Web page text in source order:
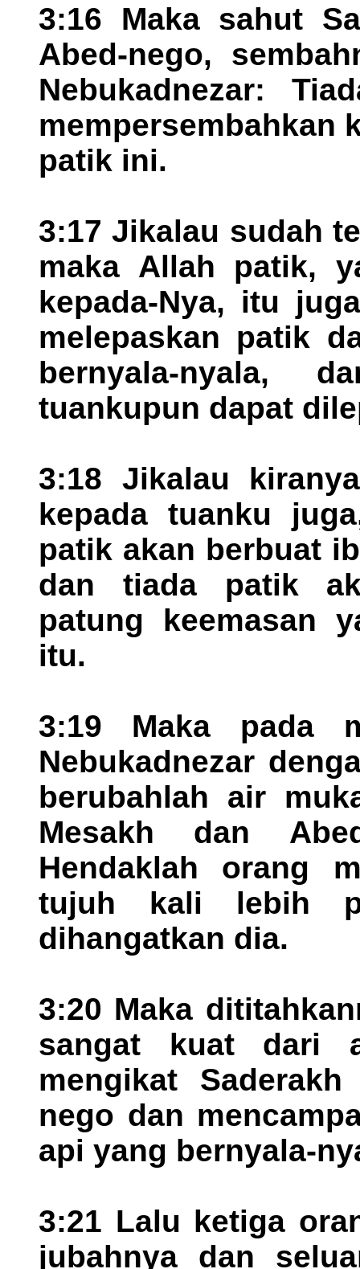
3:16 Maka sahut
Abed-nego,
Nebukadnezar:
mempersembahkan
patik ini.
3:17 Jikalau sudah
maka Allah patik,
kepada-Nya, itu
melepaskan patik
bernyala-nyala,
tuankupun dapat
3:18 Jikalau
kepada tuanku
patik akan berbuat
dan tiada patik
patung keemasan
itu.
3:19 Maka pada
Nebukadnezar
berubahlah air
Mesakh dan
Hendaklah orang
tujuh kali lebih
dihangatkan dia.
3:20 Maka
sangat kuat dari
mengikat
nego dan
api yang bernyala-
3:21 Lalu ketiga
jubahnya dan